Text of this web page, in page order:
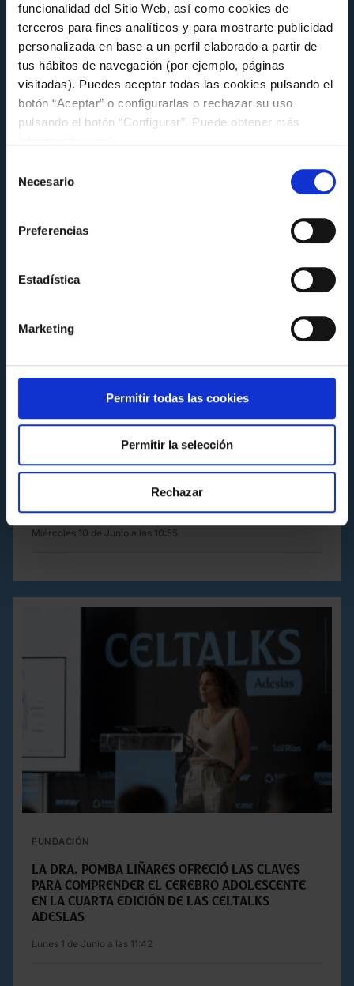
funcionalidad del Sitio Web, así como cookies de
terceros para fines analíticos y para mostrarte publicidad
personalizada en base a un perfil elaborado a partir de
tus hábitos de navegación (por ejemplo, páginas
visitadas). Puedes aceptar todas las cookies pulsando el
botón “Aceptar” o configurarlas o rechazar su uso
pulsando el botón “Configurar”. Puede obtener más
Necesario
Preferencias
Estadística
Marketing
Permitir todas las cookies
Permitir la selección
Rechazar
FUNDACIÓN
El Celta comparte su experiencia en
sostenibilidad en la jornada MentoringLAB
de la Alianza Galega polo Clima
FUNDACIÓN
JONATAN GIRÁLDEZ LE PONE UN BROCHE DE ORO
Miércoles 10 de Junio a las 10:55
FUNDACIÓN
La Dra. Pomba Liñares ofreció las claves
para comprender el cerebro adolescente
en la cuarta edición de las Celtalks
Adeslas
Lunes 1 de Junio a las 11:42